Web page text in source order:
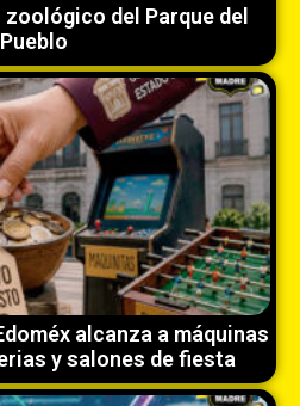
del Parque del
Pueblo
alcanza a máquinas
y salones de fiesta